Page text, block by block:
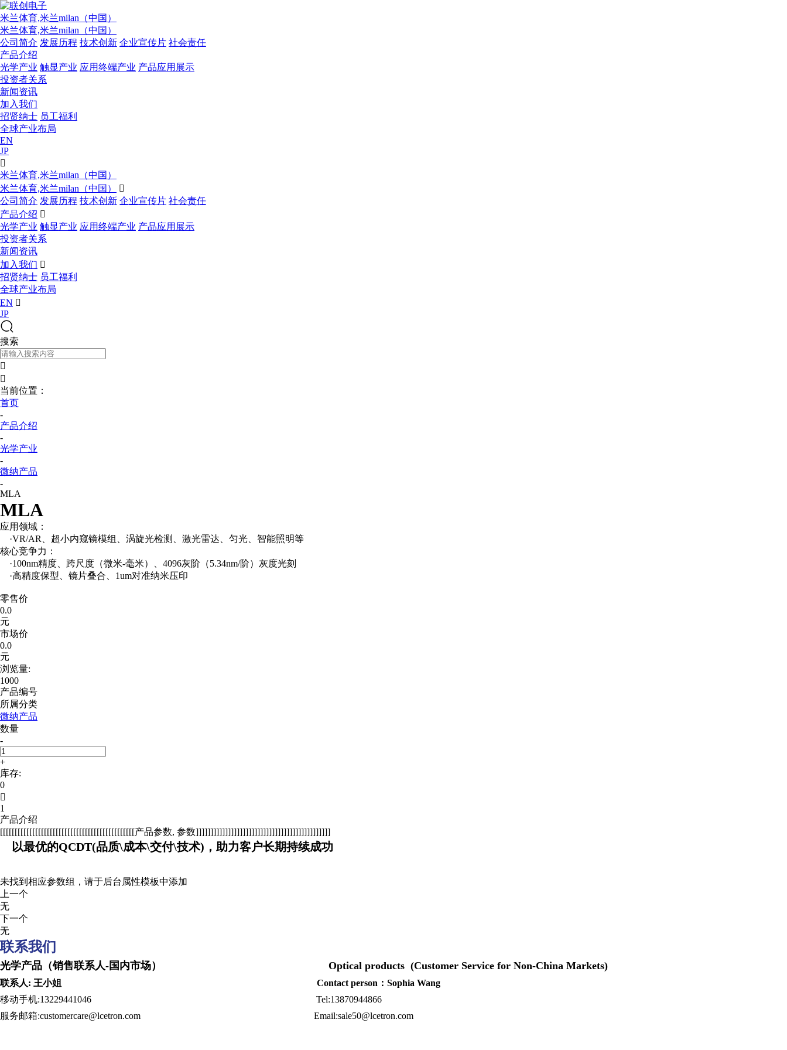
米兰体育,米兰milan（中国）
米兰体育,米兰milan（中国）
公司简介 发展历程 技术创新 企业宣传片 社会责任
产品介绍
光学产业 触显产业 应用终端产业 产品应用展示
投资者关系
新闻资讯
加入我们
招贤纳士 员工福利
全球产业布局
EN
JP

米兰体育,米兰milan（中国）
米兰体育,米兰milan（中国）

公司简介 发展历程 技术创新 企业宣传片 社会责任
产品介绍 
光学产业 触显产业 应用终端产业 产品应用展示
投资者关系
新闻资讯
加入我们 
招贤纳士 员工福利
全球产业布局
EN 
JP
搜索


当前位置：
首页
-
产品介绍
-
光学产业
-
微纳产品
-
MLA
MLA
应用领域：
·VR/AR、超小内窥镜模组、涡旋光检测、激光雷达、匀光、智能照明等
核心竞争力：
·100nm精度、跨尺度（微米-毫米）、4096灰阶（5.34nm/阶）灰度光刻
·高精度保型、镜片叠合、1um对准纳米压印
零售价
0.0
元
市场价
0.0
元
浏览量:
1000
产品编号
所属分类
微纳产品
数量
-
+
库存:
0

1
产品介绍
[[[[[[[[[[[[[[[[[[[[[[[[[[[[[[[[[[[[[[[[[[[[[[产品参数, 参数]]]]]]]]]]]]]]]]]]]]]]]]]]]]]]]]]]]]]]]]]]]]]]
以最优的QCDT(品质\成本\交付\技术)，助力客户长期持续成功
未找到相应参数组，请于后台属性模板中添加
上一个
无
下一个
无
联系我们
光学产品（销售联系人-国内市场） Optical products (Customer Service for Non-China Markets)
联系人: 王小姐 Contact person：Sophia Wang
移动手机:13229441046 Tel:13870944866
服务邮箱:customercare@lcetron.com Email:sale50@lcetron.com